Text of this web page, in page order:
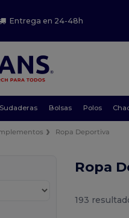
Entrega en 24-48h
Sudaderas Bolsas Polos
Ropa Deportiva
Ropa
193